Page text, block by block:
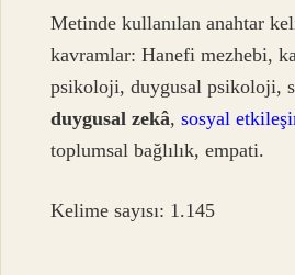
Metinde kullanılan anahtar
kavramlar: Hanefi mezhebi,
psikoloji, duygusal psikoloji,
duygusal zekâ,sosyal
toplumsal bağlılık, empati.
Kelime sayısı: 1.145